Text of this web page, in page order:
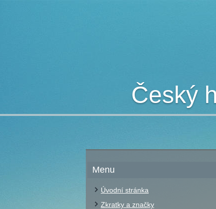
Český
Menu
Úvodní stránka
Zkratky a značky